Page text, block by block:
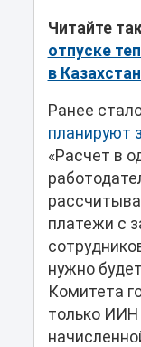
Читайте
отпуске
в
Ранее
планируют
«Расчет в
платежи с
нужно
Комитета
только ИИН